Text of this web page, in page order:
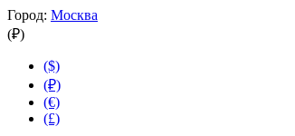
Город: Москва
(₽)
($)
(₽)
(€)
(£)